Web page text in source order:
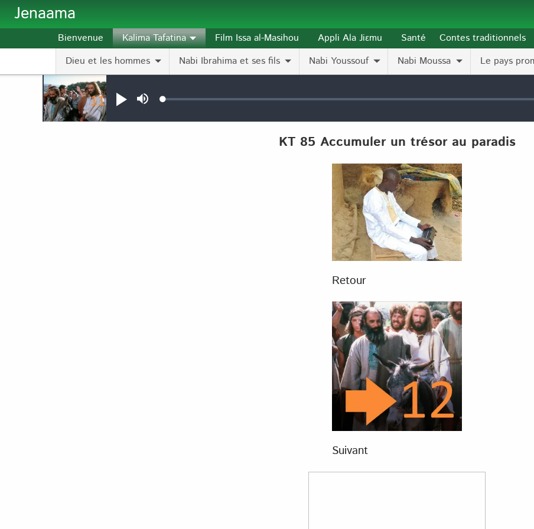
Aller au contenu principal
Jenaama
Bienvenue
Kalima Tafatina
Dieu et les hommes
Nabi Ibrahima et ses fils Nabi Youssouf Nabi Moussa Le pays
Film Issa al-Masihou Appli Ala Jiɛmu Santé Contes traditionnels
Audio file
JouerSourdineLoaded:
KT 85 Accumuler un trésor au paradis
Retour
Suivant